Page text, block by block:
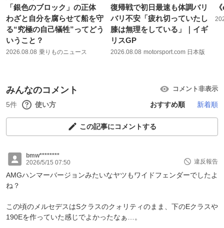
「銀色のブロック」の正体
わざと自分を腐らせて船を守
る“究極の自己犠牲”ってどう
いうこと？
2026.08.08 乗りものニュース
復帰戦で初日最速も体調バリ
バリ不安「疲れ切っていたし
膝は無理をしている」｜イギ
リスGP
2026.08.08 motorsport.com 日本版
みんなのコメント コメント非表示
5件 使い方 おすすめ順 新着順
この記事にコメントする
bmw********
2026/5/15 07:50
違反報告
AMGハンマーバージョンみたいなヤツもワイドフェンダーでしたよ
ね？
この頃のメルセデスはSクラスのクォリティのまま、下のEクラスや
190Eを作っていた感じでよかったなぁ…。